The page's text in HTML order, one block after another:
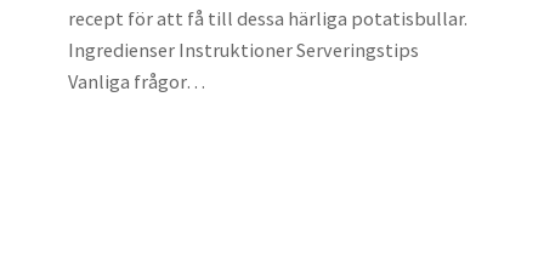
recept för att få till dessa härliga potatisbullar.
Ingredienser Instruktioner Serveringstips
Vanliga frågor…